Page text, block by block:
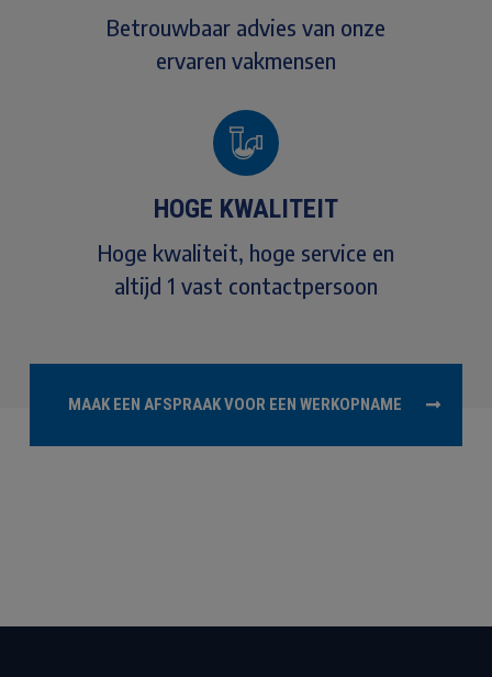
Betrouwbaar advies van onze
ervaren vakmensen
HOGE KWALITEIT
Hoge kwaliteit, hoge service en
altijd 1 vast contactpersoon
MAAK EEN AFSPRAAK VOOR EEN WERKOPNAME